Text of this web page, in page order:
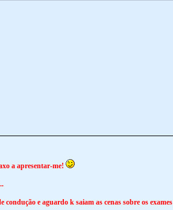
a apresentar-me!
e aguardo k saiam as cenas sobre os